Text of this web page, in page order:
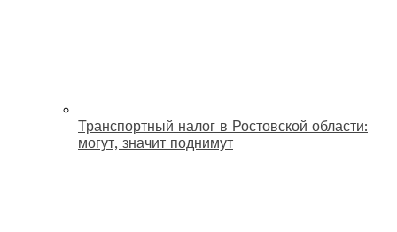
Транспортный налог в Ростовской области:
могут, значит поднимут